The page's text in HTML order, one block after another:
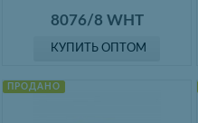
8076/8 WHT
КУПИТЬ ОПТОМ
ПРОДАНО